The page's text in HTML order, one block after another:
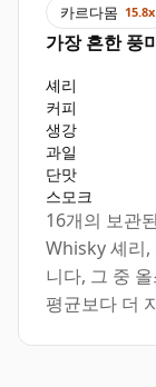
카르다몸 15.8x
가장 흔한 풍
셰리
커피
생강
과일
단맛
스모크
16개의 보관
Whisky 셰리,
니다, 그 중
평균보다 더